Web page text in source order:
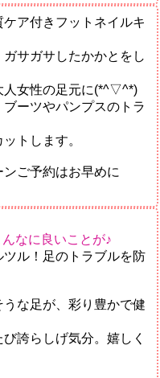
ア付きフットネイルキ
サガサしたかかとをし
人女性の足元に(*^▽^*)
ーツやパンプスのトラ
トします。
ご予約はお早めに
なに良いことが♪
ル！足のトラブルを防
な足が、彩り豊かで健
誇らしげ気分。嬉しく